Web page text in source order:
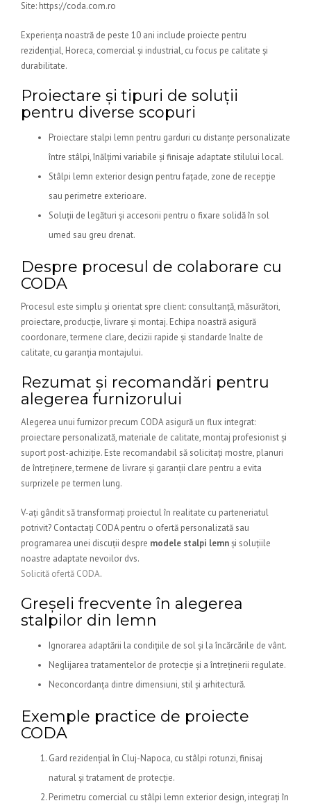
Site: https://coda.com.ro
Experiența noastră de peste 10 ani include proiecte pentru
rezidențial, Horeca, comercial și industrial, cu focus pe calitate și
durabilitate.
Proiectare și tipuri de soluții
pentru diverse scopuri
Proiectare stalpi lemn pentru garduri cu distanțe personalizate
între stâlpi, înălțimi variabile și finisaje adaptate stilului local.
Stâlpi lemn exterior design pentru fațade, zone de recepție
sau perimetre exterioare.
Soluții de legături și accesorii pentru o fixare solidă în sol
umed sau greu drenat.
Despre procesul de colaborare cu
CODA
Procesul este simplu și orientat spre client: consultanță, măsurători,
proiectare, producție, livrare și montaj. Echipa noastră asigură
coordonare, termene clare, decizii rapide și standarde înalte de
calitate, cu garanția montajului.
Rezumat și recomandări pentru
alegerea furnizorului
Alegerea unui furnizor precum CODA asigură un flux integrat:
proiectare personalizată, materiale de calitate, montaj profesionist și
suport post-achiziție. Este recomandabil să solicitați mostre, planuri
de întreținere, termene de livrare și garanții clare pentru a evita
surprizele pe termen lung.
V-ați gândit să transformați proiectul în realitate cu parteneriatul
potrivit? Contactați CODA pentru o ofertă personalizată sau
programarea unei discuții despre modele stalpi lemnși soluțiile
noastre adaptate nevoilor dvs.
Solicită ofertă CODA.
Greșeli frecvente în alegerea
stalpilor din lemn
Ignorarea adaptării la condițiile de sol și la încărcările de vânt.
Neglijarea tratamentelor de protecție și a întreținerii regulate.
Neconcordanța dintre dimensiuni, stil și arhitectură.
Exemple practice de proiecte
CODA
Gard rezidențial în Cluj-Napoca, cu stâlpi rotunzi, finisaj
natural și tratament de protecție.
Perimetru comercial cu stâlpi lemn exterior design, integrați în